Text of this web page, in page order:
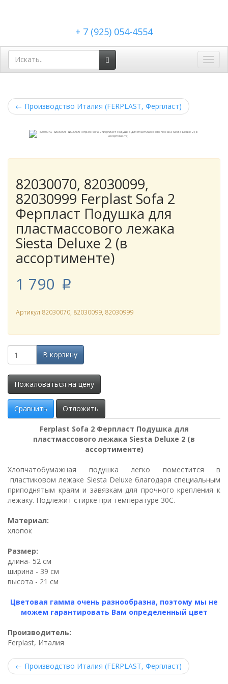
+ 7 (925) 054-4554
← Производство Италия (FERPLAST, Ферпласт)
82030070, 82030099,
82030999 Ferplast Sofa 2
Ферпласт Подушка для
пластмассового лежака
Siesta Deluxe 2 (в
ассортименте)
1 790 p
Артикул 82030070, 82030099, 82030999
В корзину
Пожаловаться на цену
Сравнить Отложить
Ferplast Sofa 2 Ферпласт Подушка для
пластмассового лежака Siesta Deluxe 2 (в
ассортименте)
Хлопчатобумажная подушка легко поместится в
пластиковом лежаке Siesta Deluxe благодаря специальным
приподнятым краям и завязкам для прочного крепления к
лежаку. Подлежит стирке при температуре 30С.
Материал:
хлопок
Размер:
длина- 52 см
ширина - 39 см
высота - 21 см
Цветовая гамма очень разнообразна, поэтому мы не
можем гарантировать Вам определенный цвет
Производитель:
Ferplast, Италия
← Производство Италия (FERPLAST, Ферпласт)